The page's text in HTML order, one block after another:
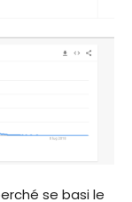
se basi le